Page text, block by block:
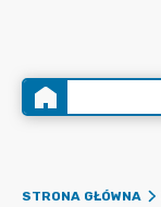
STRONA GŁÓWNA